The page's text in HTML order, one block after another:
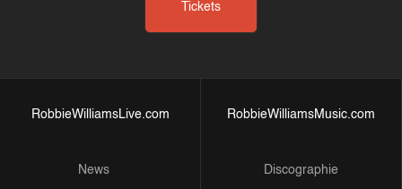
Tickets
RobbieWilliamsLive.com
News
RobbieWilliamsMusic.com
Discographie